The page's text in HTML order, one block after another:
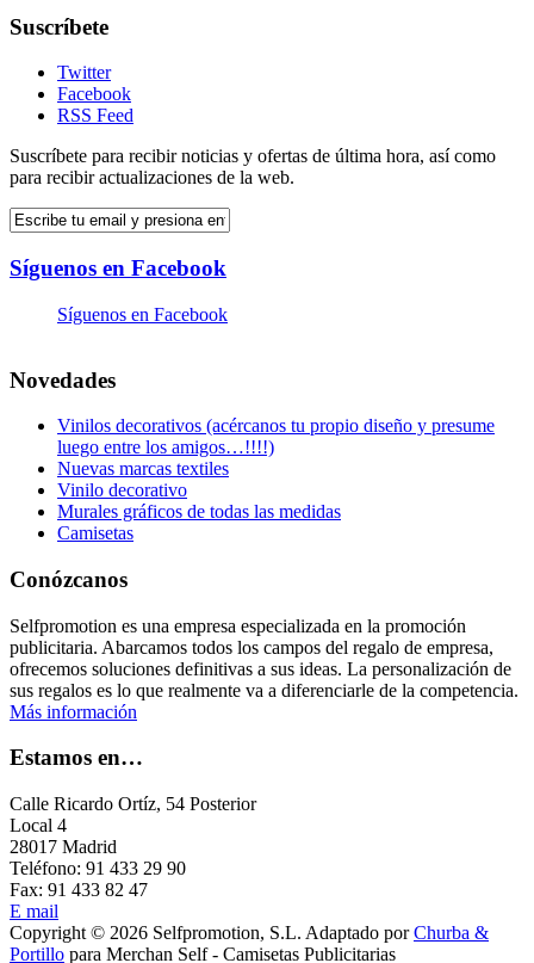
Suscríbete
Twitter
Facebook
RSS Feed
Suscríbete para recibir noticias y ofertas de última hora, así como
para recibir actualizaciones de la web.
Síguenos en Facebook
Síguenos en Facebook
Novedades
Vinilos decorativos (acércanos tu propio diseño y presume
luego entre los amigos…!!!!)
Nuevas marcas textiles
Vinilo decorativo
Murales gráficos de todas las medidas
Camisetas
Conózcanos
Selfpromotion es una empresa especializada en la promoción
publicitaria. Abarcamos todos los campos del regalo de empresa,
ofrecemos soluciones definitivas a sus ideas. La personalización de
sus regalos es lo que realmente va a diferenciarle de la competencia.
Más información
Estamos en…
Calle Ricardo Ortíz, 54 Posterior
Local 4
28017 Madrid
Teléfono: 91 433 29 90
Fax: 91 433 82 47
E mail
Copyright © 2026 Selfpromotion, S.L. Adaptado porChurba &
Portillo para Merchan Self - Camisetas Publicitarias